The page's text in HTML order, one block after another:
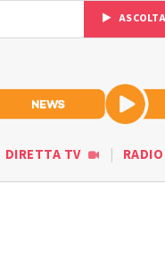
DIRETTA TV RADIO